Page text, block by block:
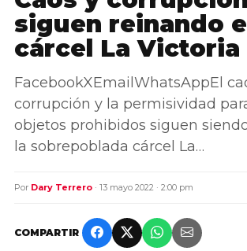
siguen reinando
cárcel La Victoria
FacebookXEmailWhatsAppEl
corrupción y la permisividad
objetos prohibidos siguen
la sobrepoblada cárcel La…
Por Dary Terrero · 13 mayo 2022 · 2:00 pm
COMPARTIR